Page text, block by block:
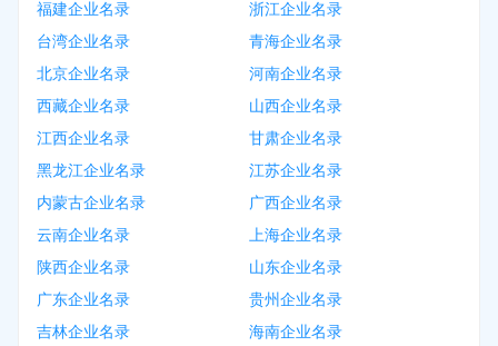
福建企业名录
浙江企业名录
台湾企业名录
青海企业名录
北京企业名录
河南企业名录
西藏企业名录
山西企业名录
江西企业名录
甘肃企业名录
黑龙江企业名录
江苏企业名录
内蒙古企业名录
广西企业名录
云南企业名录
上海企业名录
陕西企业名录
山东企业名录
广东企业名录
贵州企业名录
吉林企业名录
海南企业名录